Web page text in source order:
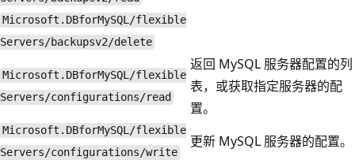
Microsoft.DBforMySQL/flexible
Servers/backupsv2/delete
Microsoft.DBforMySQL/flexible
Servers/configurations/read
返回 MySQL 服务器配置的列
表，或获取指定服务器的配
置。
Microsoft.DBforMySQL/flexible
Servers/configurations/write
更新 MySQL 服务器的配置。